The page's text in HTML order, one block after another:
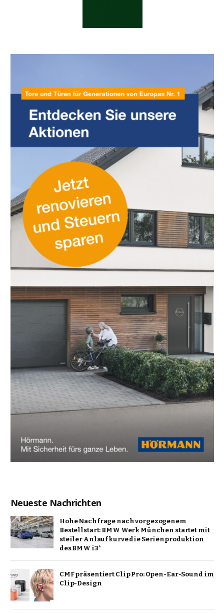
Neueste Nachrichten
Hohe Nachfrage nach vorgezogenem
Bestellstart: BMW Werk München startet mit
steiler Anlaufkurve die Serienproduktion
des BMW i3*
CMF präsentiert Clip Pro: Open-Ear-Sound im
Clip-Design